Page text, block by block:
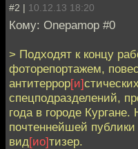
#2 | 10.12.13 18:20
Кому: Onepamop #0
> Подходят к концу
фоторепортажем,
антитеррор[и]
спецподразделений,
года в городе
почтеннейшей
вид[ио]тизер.